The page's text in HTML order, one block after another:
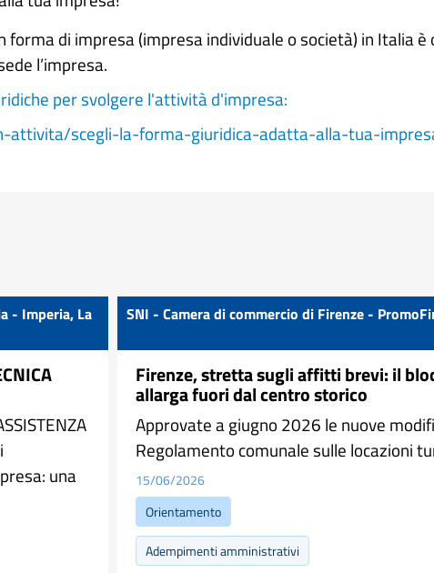
forma di impresa (impresa individuale o società) in Italia
l’impresa.
per svolgere l'attività d'impresa:
attivita/scegli-la-forma-giuridica-adatta-alla-tua-
- Imperia, La
una
SNI - Camera di commercio di Firenze -
Firenze, stretta sugli affitti brevi: il
allarga fuori dal centro storico
Approvate a giugno 2026 le nuove
Regolamento comunale sulle locazioni
15/06/2026
Orientamento
Adempimenti amministrativi